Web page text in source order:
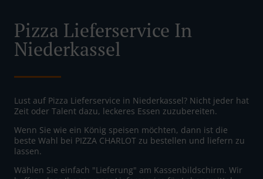
Pizza Lieferservice In
Niederkassel
Lust auf Pizza Lieferservice in Niederkassel? Nicht jeder hat
Zeit oder Talent dazu, leckeres Essen zuzubereiten.
Wenn Sie wie ein König speisen möchten, dann ist die
beste Wahl bei PIZZA CHARLOT zu bestellen und liefern zu
lassen.
Wählen Sie einfach "Lieferung" am Kassenbildschirm. Wir